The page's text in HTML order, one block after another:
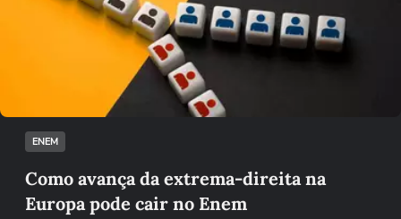
Não foi possível reproduzir o vídeo
Tentar novamente
ENEM
Como avança da extrema-direita na
Europa pode cair no Enem